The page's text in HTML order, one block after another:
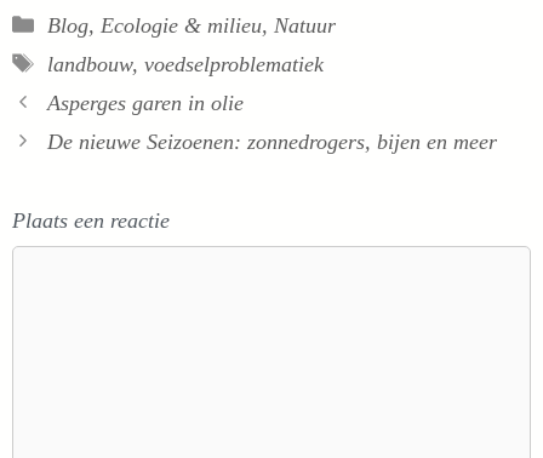
Categorieën
Blog, Ecologie & milieu, Natuur
Tags
landbouw, voedselproblematiek
Asperges garen in olie
De nieuwe Seizoenen: zonnedrogers, bijen en meer
Plaats een reactie